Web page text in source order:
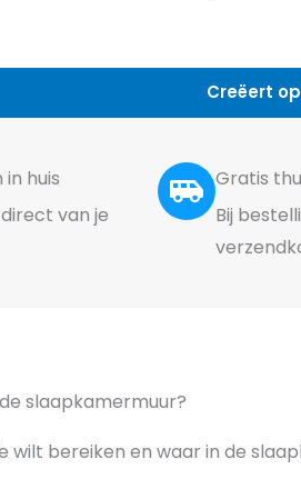
Creëert optisch meer licht en
huis
van je
Gratis
Bij
slaapkamermuur?
wilt bereiken en waar in de